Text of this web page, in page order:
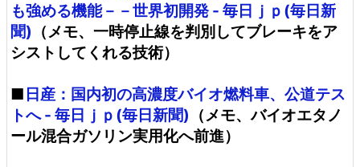
も強める機能－－世界初開発 - 毎日ｊｐ(毎日新
聞) （メモ、一時停止線を判別してブレーキをア
シストしてくれる技術）
■ 日産：国内初の高濃度バイオ燃料車、公道テス
トへ - 毎日ｊｐ(毎日新聞) （メモ、バイオエタノ
ール混合ガソリン実用化へ前進）